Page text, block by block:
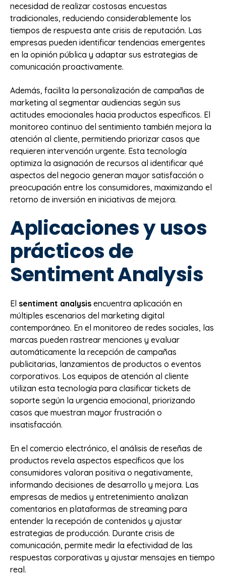
necesidad de realizar costosas encuestas
tradicionales, reduciendo considerablemente los
tiempos de respuesta ante crisis de reputación. Las
empresas pueden identificar tendencias emergentes
en la opinión pública y adaptar sus estrategias de
comunicación proactivamente.
Además, facilita la personalización de campañas de
marketing al segmentar audiencias según sus
actitudes emocionales hacia productos específicos. El
monitoreo continuo del sentimiento también mejora la
atención al cliente, permitiendo priorizar casos que
requieren intervención urgente. Esta tecnología
optimiza la asignación de recursos al identificar qué
aspectos del negocio generan mayor satisfacción o
preocupación entre los consumidores, maximizando el
retorno de inversión en iniciativas de mejora.
Aplicaciones y usos
prácticos de
Sentiment Analysis
El sentiment analysis encuentra aplicación en
múltiples escenarios del marketing digital
contemporáneo. En el monitoreo de redes sociales, las
marcas pueden rastrear menciones y evaluar
automáticamente la recepción de campañas
publicitarias, lanzamientos de productos o eventos
corporativos. Los equipos de atención al cliente
utilizan esta tecnología para clasificar tickets de
soporte según la urgencia emocional, priorizando
casos que muestran mayor frustración o
insatisfacción.
En el comercio electrónico, el análisis de reseñas de
productos revela aspectos específicos que los
consumidores valoran positiva o negativamente,
informando decisiones de desarrollo y mejora. Las
empresas de medios y entretenimiento analizan
comentarios en plataformas de streaming para
entender la recepción de contenidos y ajustar
estrategias de producción. Durante crisis de
comunicación, permite medir la efectividad de las
respuestas corporativas y ajustar mensajes en tiempo
real.